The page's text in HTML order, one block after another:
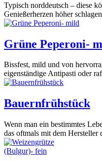
Typisch norddeutsch – diese
Genießerherzen höher
Grüne Peperoni-
Bissfest, mild und von
eigenständige Antipasti oder
Bauernfrühstück
Wenn man ein bestimmtes
das oftmals mit dem Hersteller